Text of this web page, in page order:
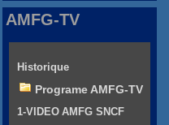
AMFG-TV
Historique
Programe AMFG-TV
1-VIDEO AMFG SNCF